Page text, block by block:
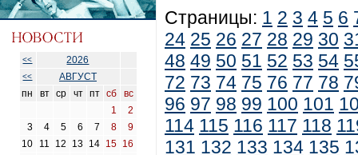
<< 2026
<<
АВГУСТ
пн
вт ср чт пт сб
вс
1
2
3
4 5 6 7 8
9
10
11 12 13 14 15 16
Страницы: 1 2 3 4 5 6
24 25 26 27 28 29 30
48 49 50 51 52 53 54
72 73 74 75 76 77 78
96 97 98 99 100 101
114 115 116 117 118
131 132 133 134 135